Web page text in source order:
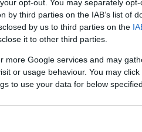
opt-out. You may separately
by third parties on the IAB’s list of
by us to third parties on the
it to other third parties.
more Google services and may
or usage behaviour. You may
to use your data for below
και τέσσερα
θα ενισχύσουν άμεσα